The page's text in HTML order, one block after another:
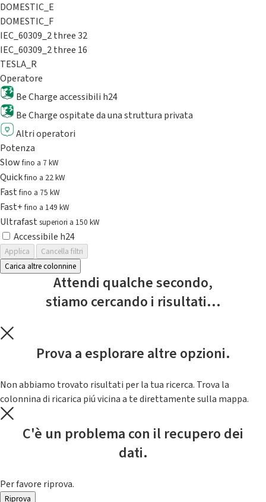
DOMESTIC_E
DOMESTIC_F
IEC_60309_2 three 32
IEC_60309_2 three 16
TESLA_R
Operatore
Be Charge accessibili h24
Be Charge ospitate da una struttura privata
Altri operatori
Potenza
Slowfino a 7 kW
Quickfino a 22 kW
Fastfino a 75 kW
Fast+fino a 149 kW
Ultrafast superiori a 150 kW
Accessibile h24
Applica
Cancella filtri
Carica altre colonnine
Attendi qualche secondo,
stiamo cercando i risultati...
Prova a esplorare altre opzioni.
Non abbiamo trovato risultati per la tua ricerca. Trova la
colonnina di ricarica piú vicina a te direttamente sulla mappa.
C'è un problema con il recupero dei
dati.
Per favore riprova.
Riprova